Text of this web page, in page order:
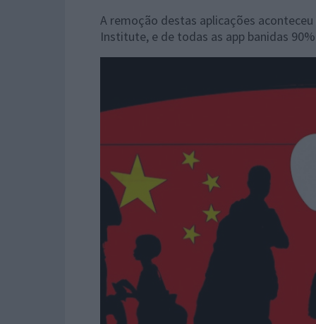
A remoção destas aplicações
Institute, e de todas as app banidas